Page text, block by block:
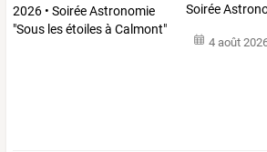
Soirée
4 août